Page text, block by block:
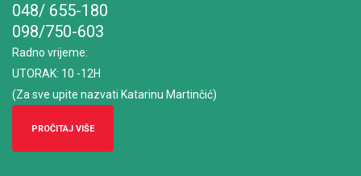
048/ 655-180
098/750-603
Radno vrijeme:
UTORAK: 10 -12H
(Za sve upite nazvati Katarinu Martinčić)
PROČITAJ VIŠE